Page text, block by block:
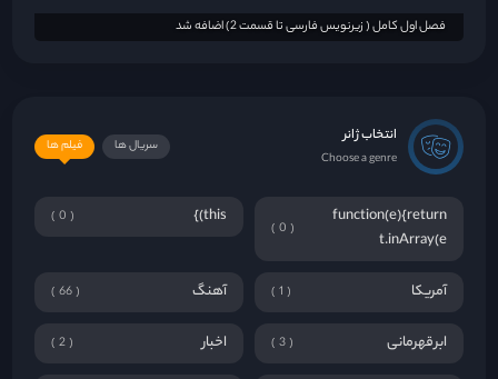
فصل اول کامل ( زیرنویس فارسی تا قسمت 2) اضافه شد
انتخاب ژانر
Choose a genre
فیلم ها سریال ها
function(e){return
t.inArray(e
0
this)}
0
آمریکا 1 آهنگ 66
ابرقهرمانی 3 اخبار 2